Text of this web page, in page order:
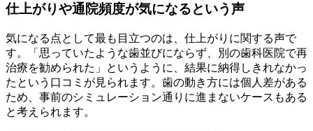
仕上がりや通院頻度が気になるという声
気になる点として最も目立つのは、仕上がりに関する声で
す。「思っていたような歯並びにならず、別の歯科医院で再
治療を勧められた」というように、結果に納得しきれなかっ
たという口コミが見られます。歯の動き方には個人差がある
ため、事前のシミュレーション通りに進まないケースもある
と考えられます。